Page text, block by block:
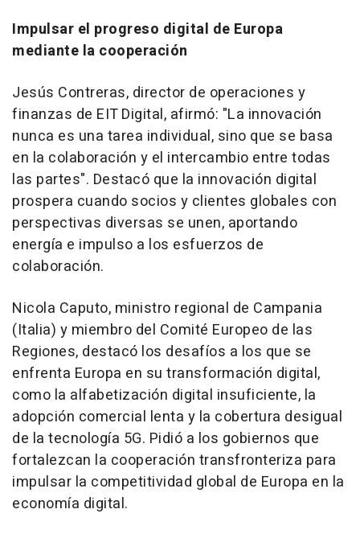
Impulsar el progreso digital de Europa
mediante la cooperación
Jesús Contreras, director de operaciones y
finanzas de EIT Digital, afirmó: "La innovación
nunca es una tarea individual, sino que se basa
en la colaboración y el intercambio entre todas
las partes". Destacó que la innovación digital
prospera cuando socios y clientes globales con
perspectivas diversas se unen, aportando
energía e impulso a los esfuerzos de
colaboración.
Nicola Caputo, ministro regional de Campania
(Italia) y miembro del Comité Europeo de las
Regiones, destacó los desafíos a los que se
enfrenta Europa en su transformación digital,
como la alfabetización digital insuficiente, la
adopción comercial lenta y la cobertura desigual
de la tecnología 5G. Pidió a los gobiernos que
fortalezcan la cooperación transfronteriza para
impulsar la competitividad global de Europa en la
economía digital.